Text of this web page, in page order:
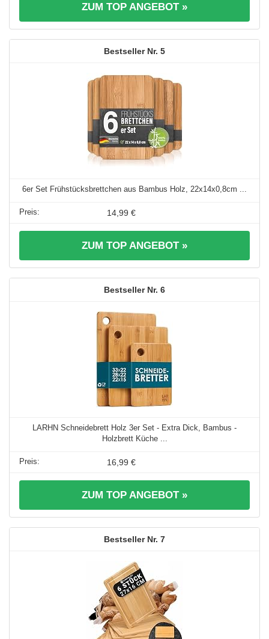
ZUM TOP ANGEBOT »
5
6er Set Frühstücksbrettchen aus Bambus Holz, 22x14x0,8cm ...
14,99 €
ZUM TOP ANGEBOT »
6
LARHN Schneidebrett Holz 3er Set - Extra Dick, Bambus -
Holzbrett Küche ...
16,99 €
ZUM TOP ANGEBOT »
7